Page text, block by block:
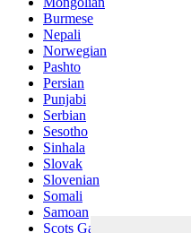
Burmese
Nepali
Norwegian
Pashto
Persian
Punjabi
Serbian
Sesotho
Sinhala
Slovak
Slovenian
Somali
Samoan
Scots Gaelic